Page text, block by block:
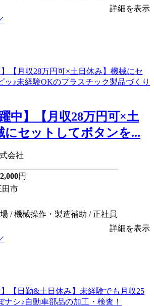
詳細を表示
躍中】【月収28万円可×土
にセットしてボタンを...
会社
円
田市
/ 機械操作・製造補助 / 正社員
詳細を表示